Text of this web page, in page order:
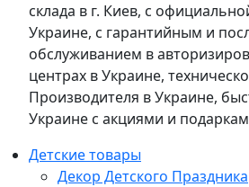
склада в г. Киев, с
Украине, с гарантийным и
обслуживанием в
центрах в Украине,
Производителя в Украине,
Украине с акциями и
Детские товары
Декор Детского Праздника